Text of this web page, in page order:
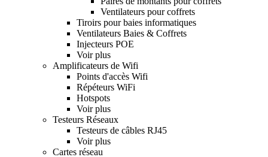
Ventilateurs pour coffrets
Tiroirs pour baies informatiques
Ventilateurs Baies & Coffrets
Injecteurs POE
Voir plus
Amplificateurs de Wifi
Points d'accès Wifi
Répéteurs WiFi
Hotspots
Voir plus
Testeurs Réseaux
Testeurs de câbles RJ45
Voir plus
Cartes réseau